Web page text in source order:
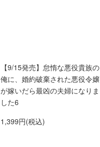
【9/15発売】怠惰な悪役貴族の
俺に、婚約破棄された悪役令嬢
が嫁いだら最凶の夫婦になりま
した6
1,399円(税込)